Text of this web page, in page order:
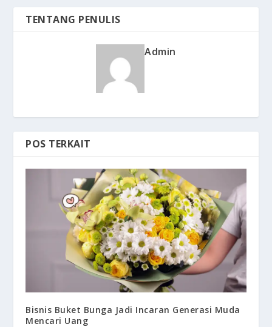
TENTANG PENULIS
Admin
POS TERKAIT
Bisnis Buket Bunga Jadi Incaran Generasi Muda
Mencari Uang